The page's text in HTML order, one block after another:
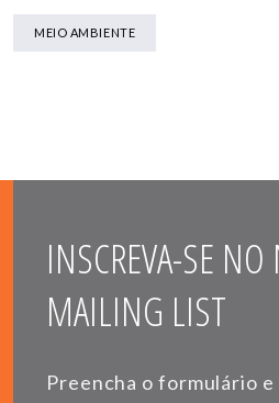
MEIO AMBIENTE
INSCREVA-SE
MAILING LIST
Preencha o formulário